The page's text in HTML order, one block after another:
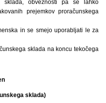
sklada, obveznosti pa se lahko
prejemkov proračunskega
in se smejo uporabljati le za
sklada na koncu tekočega
sklada)